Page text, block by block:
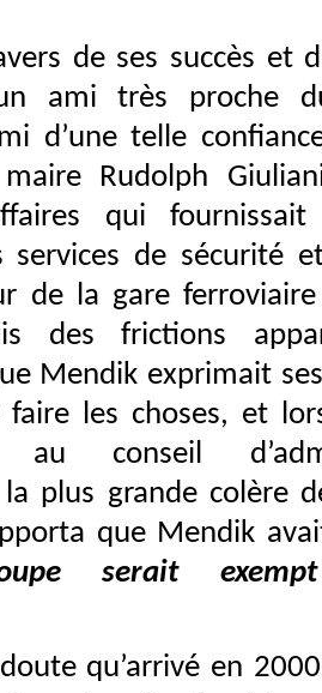
de ses succès et
ami très proche
d’une telle
Rudolph
qui
services de sécurité
de la gare
des frictions
Mendik exprimait
les choses, et
au conseil
la plus grande colère
que Mendik
serait exempt
qu’arrivé en